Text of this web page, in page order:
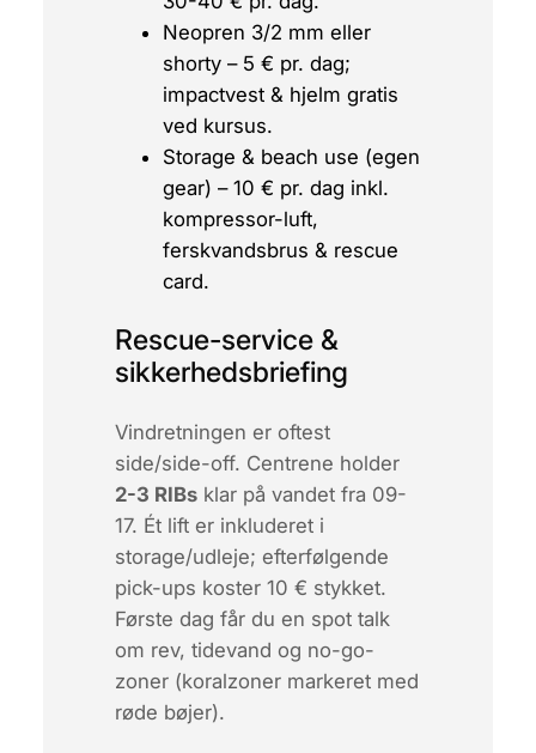
Neopren 3/2 mm eller
shorty – 5 € pr. dag;
impactvest & hjelm gratis
ved kursus.
Storage & beach use (egen
gear) – 10 € pr. dag inkl.
kompressor-luft,
ferskvandsbrus & rescue
card.
Rescue-service &
sikkerhedsbriefing
Vindretningen er oftest
side/side-off. Centrene holder
2-3 RIBsklar på vandet fra 09-
17. Ét lift er inkluderet i
storage/udleje; efterfølgende
pick-ups koster 10 € stykket.
Første dag får du en spot talk
om rev, tidevand og no-go-
zoner (koralzoner markeret med
røde bøjer).